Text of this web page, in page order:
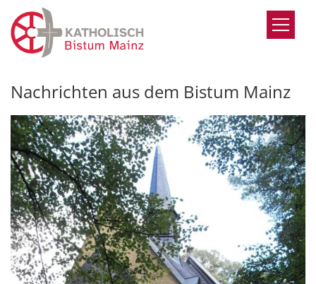
Zum Inhalt springen
Nachrichten aus dem Bistum Mainz